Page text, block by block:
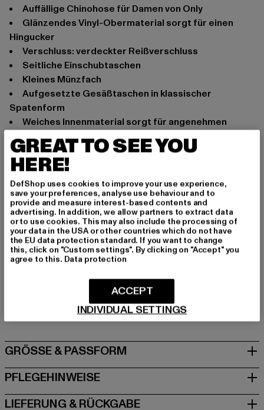
Auffällige Chinohose für Damen von Only
Glänzendes Vinyl-Obermaterial sorgt für einen
Hingucker
Verschluss: verdeckter Reißverschluss
Seitliche Einschubtaschen
Kleines Münzfach
Aufgesetzte Gesäßtaschen in klassischer
Spatenform
Weiches Innenmaterial sorgt für angenehmen
Tragekomfort
Verkürzte Passform
Anlass: Alltag
Marke: Only
Kat.: Chinos
Farbe: schwarz
Hersteller Farbe: black
Materialzusammensetzung: 100% Polyester
Art.Nr: 15215298-00007
Hersteller: Bestseller Textilhandels GmbH |
Schöneberger Straße 15 | 10963 Berlin | DE
GRÖSSE & PASSFORM
PFLEGEHINWEISE
LIEFERUNG & RÜCKGABE
GREAT TO SEE YOU
HERE!
DefShop uses cookies to improve your use experience,
save your preferences, analyse use behaviour and to
provide and measure interest-based contents and
advertising. In addition, we allow partners to extract data
or to use cookies. This may also include the processing of
your data in the USA or other countries which do not have
the EU data protection standard. If you want to change
this, click on "Custom settings". By clicking on "Accept" you
agree to this. Data protection
INDIVIDUAL SETTINGS
ACCEPT